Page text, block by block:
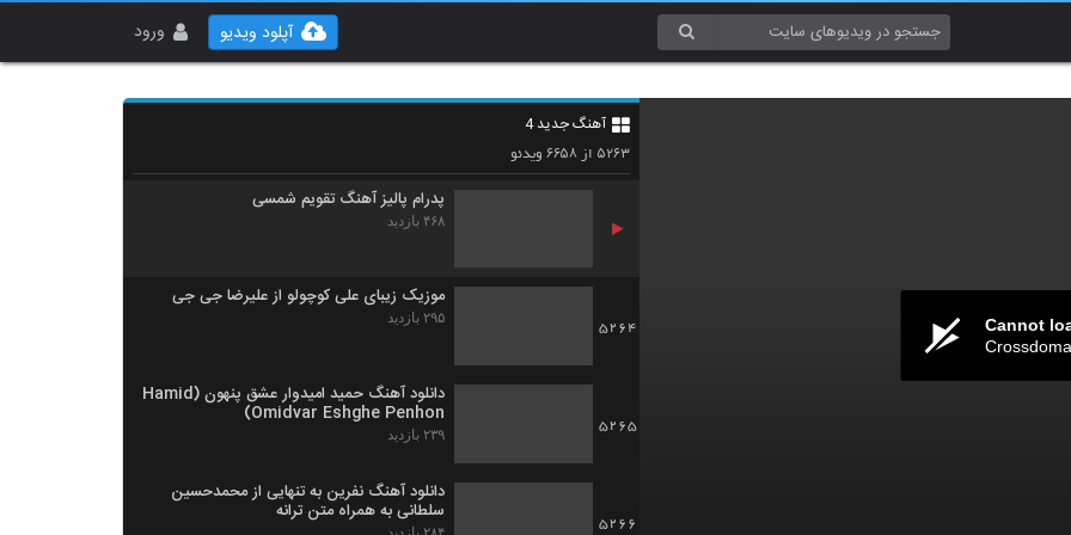
ورود آپلود ویدیو
Cannot
آهنگ جدید 4
۵۲۶۳ از ۶۶۵۸ویدئو
5262
دانلود آهنگ آصف آریا نرو (Asef Aria Naro)
پدرام پالیز آهنگ تقویم شمسی
۴۶۸ بازدید
5264
موزیک زیبای علی کوچولو از علیرضا جی جی
۲۹۵ بازدید
5265
دانلود آهنگ حمید امیدوار عشق پنهون (Hamid
Omidvar Eshghe Penhon)
۲۳۹ بازدید
5266
دانلود آهنگ نفرین به تنهایی از محمدحسین
سلطانی به همراه متن ترانه